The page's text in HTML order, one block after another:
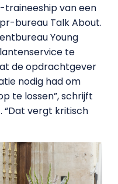
traineeship van een
bureau Talk About.
Young
te
de opdrachtgever
nodig had om
te lossen”, schrijft
“Dat vergt kritisch